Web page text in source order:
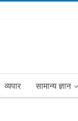
व्यपार सामान्य ज्ञान